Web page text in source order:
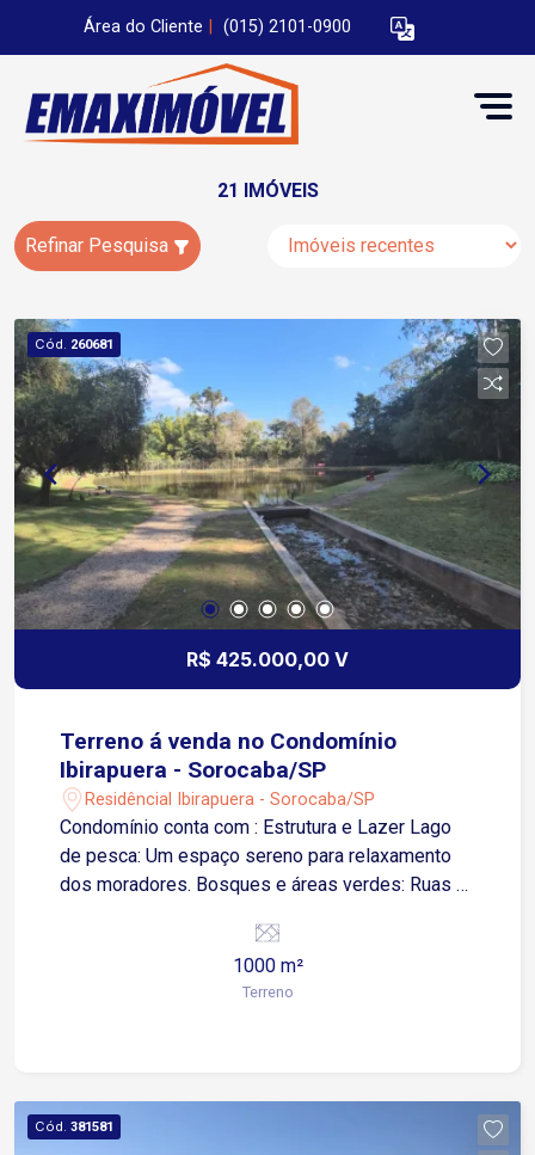
Área do Cliente (015) 2101-0900
21 IMÓVEIS
Refinar Pesquisa
Cód. 260681
R$ 425.000,00 V
Terreno á venda no Condomínio
Ibirapuera - Sorocaba/SP
Residêncial Ibirapuera - Sorocaba/SP
Condomínio conta com : Estrutura e Lazer Lago
de pesca: Um espaço sereno para relaxamento
dos moradores. Bosques e áreas verdes: Ruas e
devido ao número reduzido de terrenos.
Segurança Portaria 24 horas: Controle de acesso
Imóveis Casas de alto padrão: Mansões e
residências modernas com projetos
1000 m²
Terreno
Cód. 381581